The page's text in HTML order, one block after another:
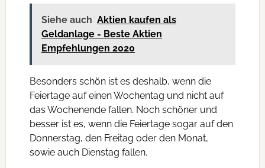
Siehe auch Aktien kaufen als
Geldanlage - Beste Aktien
Empfehlungen 2020
Besonders schön ist es deshalb, wenn die
Feiertage auf einen Wochentag und nicht auf
das Wochenende fallen. Noch schöner und
besser ist es, wenn die Feiertage sogar auf den
Donnerstag, den Freitag oder den Monat,
sowie auch Dienstag fallen.